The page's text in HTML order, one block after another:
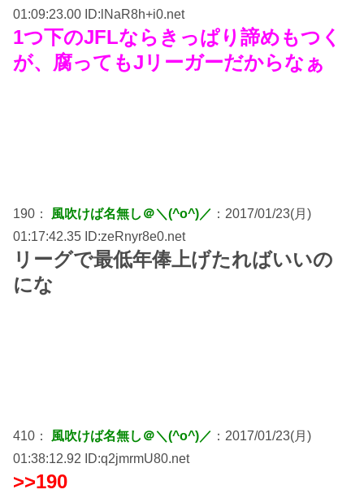
01:09:23.00 ID:lNaR8h+i0.net
1つ下のJFLならきっぱり諦めもつく
が、腐ってもJリーガーだからなぁ
190： 風吹けば名無し＠＼(^o^)／ ：2017/01/23(月)
01:17:42.35 ID:zeRnyr8e0.net
リーグで最低年俸上げたればいいの
にな
410： 風吹けば名無し＠＼(^o^)／ ：2017/01/23(月)
01:38:12.92 ID:q2jmrmU80.net
>>190